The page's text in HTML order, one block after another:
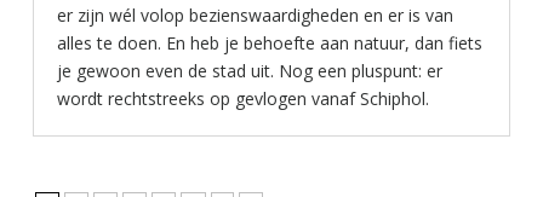
er zijn wél volop bezienswaardigheden en er is van
alles te doen. En heb je behoefte aan natuur, dan fiets
je gewoon even de stad uit. Nog een pluspunt: er
wordt rechtstreeks op gevlogen vanaf Schiphol.